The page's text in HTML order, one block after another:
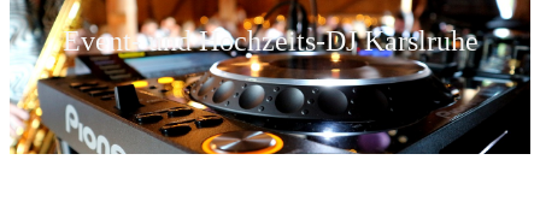
Event- und Hochzeits-DJ Karslruhe